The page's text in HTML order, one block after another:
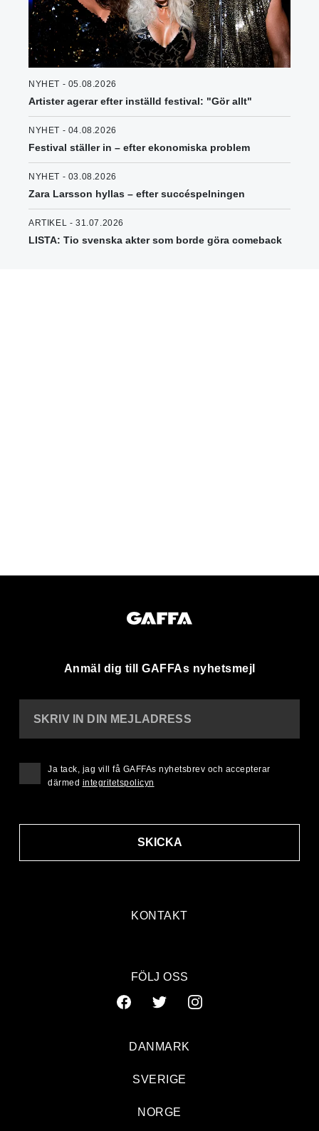
NYHET - 05.08.2026
Artister agerar efter inställd festival: "Gör allt"
NYHET - 04.08.2026
Festival ställer in – efter ekonomiska problem
NYHET - 03.08.2026
Zara Larsson hyllas – efter succéspelningen
ARTIKEL - 31.07.2026
LISTA: Tio svenska akter som borde göra comeback
Anmäl dig till GAFFAs nyhetsmejl
KONTAKT
SKRIV IN DIN MEJLADRESS
SKICKA
Ja tack, jag vill få GAFFAs nyhetsbrev och accepterar
därmed integritetspolicyn
FÖLJ OSS
DANMARK
SVERIGE
NORGE